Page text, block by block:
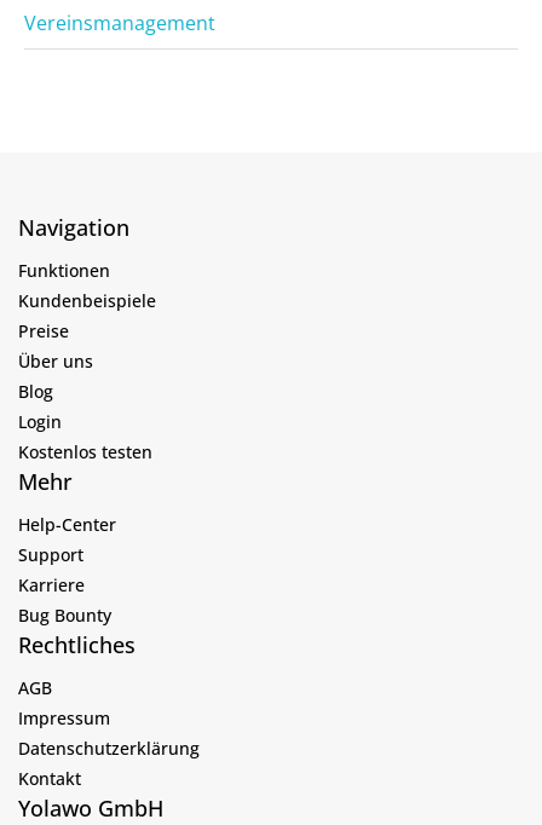
Vereinsmanagement
Navigation
Funktionen
Kundenbeispiele
Preise
Über uns
Blog
Login
Kostenlos testen
Mehr
Help-Center
Support
Karriere
Bug Bounty
Rechtliches
AGB
Impressum
Datenschutzerklärung
Kontakt
Yolawo GmbH